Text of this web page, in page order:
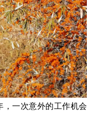
一次意外的工作机会